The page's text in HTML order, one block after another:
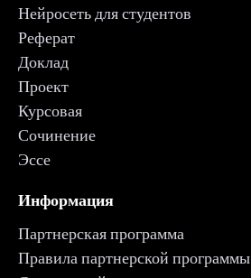
Нейросеть для студентов
Реферат
Доклад
Проект
Курсовая
Сочинение
Эссе
Информация
Партнерская программа
Правила партнерской программы